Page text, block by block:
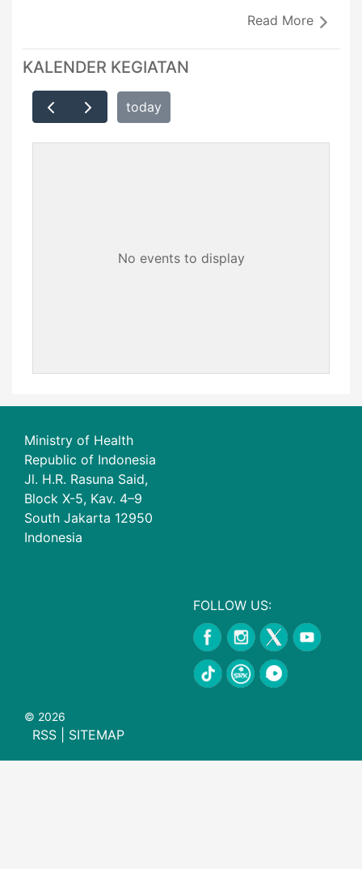
Read More
KALENDER KEGIATAN
today
No events to display
Ministry of Health
Republic of Indonesia
Jl. H.R. Rasuna Said,
Block X-5, Kav. 4–9
South Jakarta 12950
Indonesia
FOLLOW US:
© 2026
RSS SITEMAP